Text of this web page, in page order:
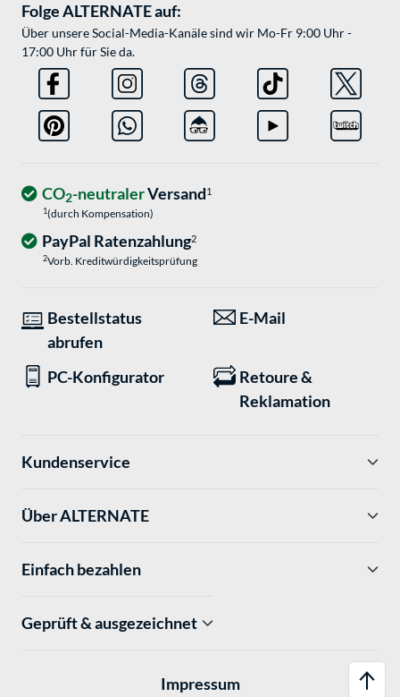
Folge ALTERNATE auf:
Über unsere Social-Media-Kanäle sind wir Mo-Fr 9:00 Uhr -
17:00 Uhr für Sie da.
CO2-neutralerVersand1
1(durch Kompensation)
PayPal Ratenzahlung2
2Vorb. Kreditwürdigkeitsprüfung
Bestellstatus
abrufen
E-Mail
PC-Konfigurator
Retoure &
Reklamation
Kundenservice
Über ALTERNATE
Einfach bezahlen
Geprüft & ausgezeichnet
Impressum